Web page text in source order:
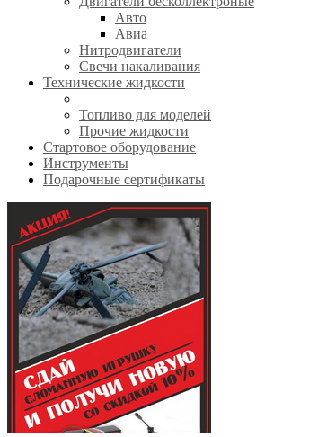
Авто
Авиа
Нитродвигатели
Свечи накаливания
Технические жидкости
Топливо для моделей
Прочие жидкости
Стартовое оборудование
Инструменты
Подарочные сертификаты